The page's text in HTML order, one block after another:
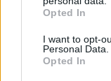
grant or deny
use your data for
consent section.
Opted In
I want to opt-
Personal Data.
Opted In
Regole Fomrire
Sonno Perfetto
Condividi